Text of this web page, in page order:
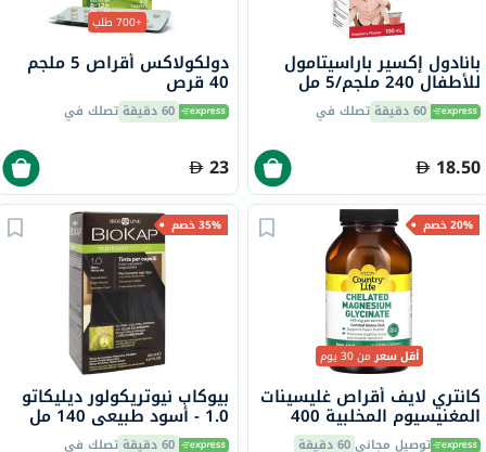
بانادول إكسير باراسيتامول
للأطفال 240 ملجم/5 مل
لتخفيف الحمى والألم 100 مل
60 دقيقة تصلك في
18.50
+700 طلب
دولكولاكس أقراص 5 ملجم
40 قرص
60 دقيقة تصلك في
23
20% خصم
أقل سعرمن 30 يوم
كانتري لايف أقراص غليسينات
المغنيسيوم المخلبية 400
ملجم لصحة العظام والعضلات،
توصيل مجاني60 دقيقة
35% خصم
بيوكاب نيوتريكولور ديليكاتو
1.0 - أسود طبيعي 140 مل
60 دقيقة تصلك في